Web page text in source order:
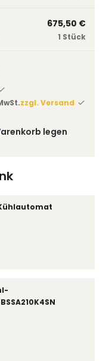
675,50 €
1 Stück
zzgl. Versand
legen